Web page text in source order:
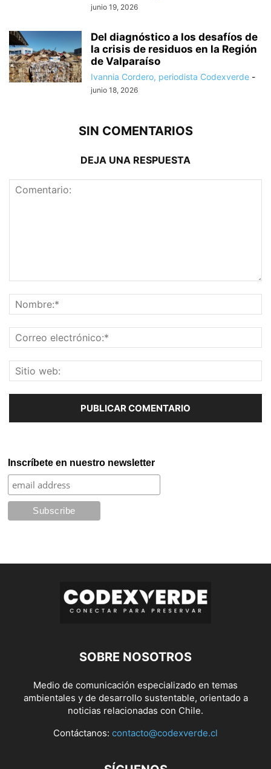
junio 19, 2026
Del diagnóstico a los desafíos de
la crisis de residuos en la Región
de Valparaíso
Ivannia Cordero, periodista Codexverde -
junio 18, 2026
SIN COMENTARIOS
DEJA UNA RESPUESTA
Inscríbete en nuestro newsletter
SOBRE NOSOTROS
Medio de comunicación especializado en temas
ambientales y de desarrollo sustentable, orientado a
noticias relacionadas con Chile.
Contáctanos: contacto@codexverde.cl